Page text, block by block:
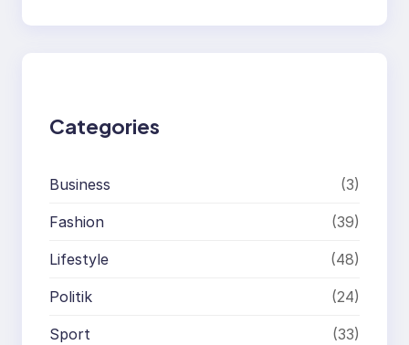
r
Categories
Business (3)
Fashion (39)
Lifestyle (48)
Politik (24)
Sport (33)